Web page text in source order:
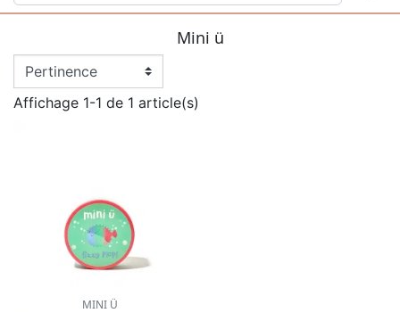
Mini ü
Affichage 1-1 de 1 article(s)
MINI Ü